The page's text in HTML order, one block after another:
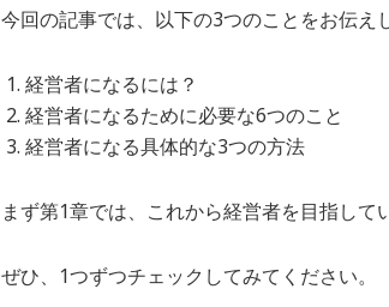
今回の記事では、以下の3つのことをお伝え
経営者になるには？
経営者になるために必要な6つのこと
経営者になる具体的な3つの方法
まず第1章では、これから経営者を目指し
ぜひ、1つずつチェックしてみてください。